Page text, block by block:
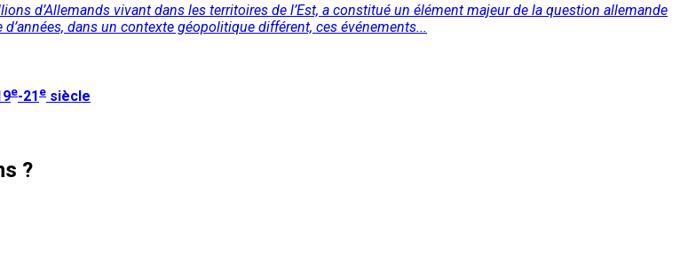
d’Allemands vivant dans les territoires de l’Est, a constitué un élément majeur de la question allemande
dans un contexte géopolitique différent, ces événements...
e-21 e siècle
?